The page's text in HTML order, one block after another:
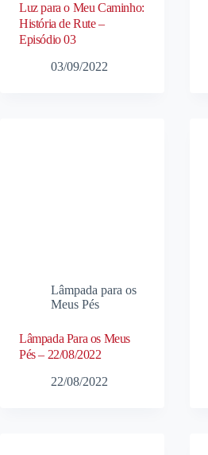
Luz para o Meu Caminho:
História de Rute –
Episódio 03
03/09/2022
Lâmpada para os
Meus Pés
Lâmpada Para os Meus
Pés – 22/08/2022
22/08/2022